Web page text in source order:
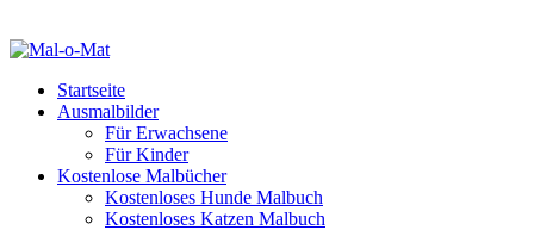
Startseite
Ausmalbilder
Für Erwachsene
Für Kinder
Kostenlose Malbücher
Kostenloses Hunde Malbuch
Kostenloses Katzen Malbuch